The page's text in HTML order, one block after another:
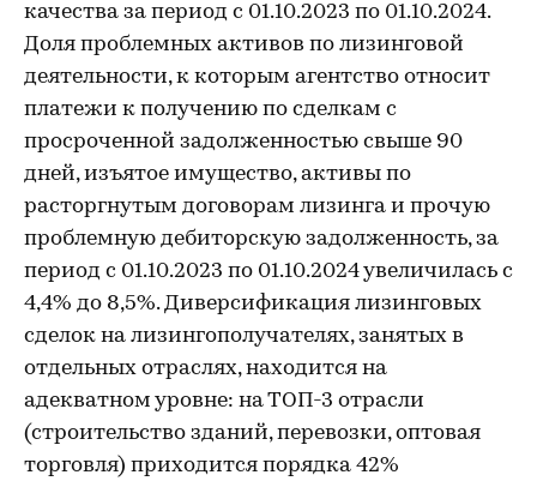
качества за период с 01.10.2023 по 01.10.2024.
Доля проблемных активов по лизинговой
деятельности, к которым агентство относит
платежи к получению по сделкам с
просроченной задолженностью свыше 90
дней, изъятое имущество, активы по
расторгнутым договорам лизинга и прочую
проблемную дебиторскую задолженность, за
период с 01.10.2023 по 01.10.2024 увеличилась с
4,4% до 8,5%. Диверсификация лизинговых
сделок на лизингополучателях, занятых в
отдельных отраслях, находится на
адекватном уровне: на ТОП-3 отрасли
(строительство зданий, перевозки, оптовая
торговля) приходится порядка 42%